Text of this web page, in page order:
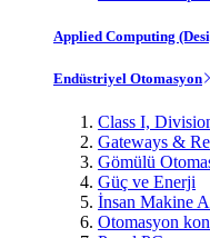
Applied Computing
Endüstriyel Otomasyon
Class I,
Gateways &
Gömülü
Güç ve Enerji
İnsan Makine
Otomasyon